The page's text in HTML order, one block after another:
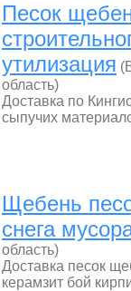
Песок
утилизация
область)
Доставка по
сыпучих
Щебень
снега
область)
Доставка песок
керамзит бой